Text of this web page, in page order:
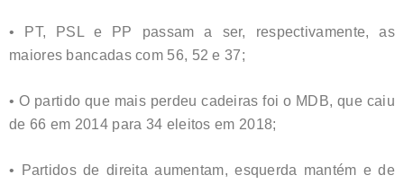
• PT, PSL e PP passam a ser, respectivamente, as
maiores bancadas com 56, 52 e 37;
• O partido que mais perdeu cadeiras foi o MDB, que caiu
de 66 em 2014 para 34 eleitos em 2018;
• Partidos de direita aumentam, esquerda mantém e de